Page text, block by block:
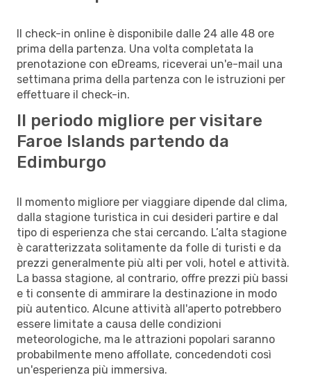
Il check-in online è disponibile dalle 24 alle 48 ore
prima della partenza. Una volta completata la
prenotazione con eDreams, riceverai un'e-mail una
settimana prima della partenza con le istruzioni per
effettuare il check-in.
Il periodo migliore per visitare
Faroe Islands partendo da
Edimburgo
Il momento migliore per viaggiare dipende dal clima,
dalla stagione turistica in cui desideri partire e dal
tipo di esperienza che stai cercando. L’alta stagione
è caratterizzata solitamente da folle di turisti e da
prezzi generalmente più alti per voli, hotel e attività.
La bassa stagione, al contrario, offre prezzi più bassi
e ti consente di ammirare la destinazione in modo
più autentico. Alcune attività all'aperto potrebbero
essere limitate a causa delle condizioni
meteorologiche, ma le attrazioni popolari saranno
probabilmente meno affollate, concedendoti così
un'esperienza più immersiva.